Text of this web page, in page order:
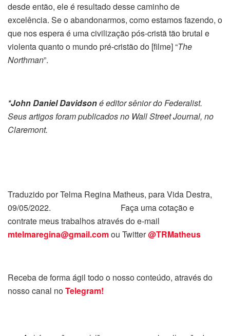
desde então, ele é resultado desse caminho de
excelência. Se o abandonarmos, como estamos fazendo, o
que nos espera é uma civilização pós-cristã tão brutal e
violenta quanto o mundo pré-cristão do [filme] “The
Northman”.
*John Daniel Davidsoné editor sênior do Federalist.
Seus artigos foram publicados no Wall Street Journal, no
Claremont.
Traduzido por Telma Regina Matheus, para Vida Destra,
09/05/2022. Faça uma cotação e
contrate meus trabalhos através do e-mail
mtelmaregina@gmail.comou Twitter@TRMatheus
Receba de forma ágil todo o nosso conteúdo, através do
nosso canal noTelegram!